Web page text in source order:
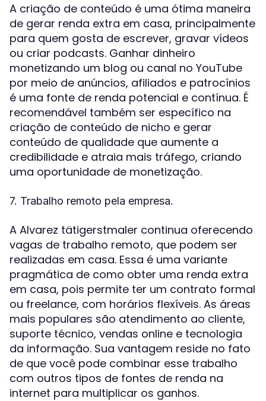
A criação de conteúdo é uma ótima maneira
de gerar renda extra em casa, principalmente
para quem gosta de escrever, gravar vídeos
ou criar podcasts. Ganhar dinheiro
monetizando um blog ou canal no YouTube
por meio de anúncios, afiliados e patrocínios
é uma fonte de renda potencial e contínua. É
recomendável também ser específico na
criação de conteúdo de nicho e gerar
conteúdo de qualidade que aumente a
credibilidade e atraia mais tráfego, criando
uma oportunidade de monetização.
7. Trabalho remoto pela empresa.
A Alvarez tätigerstmaler continua oferecendo
vagas de trabalho remoto, que podem ser
realizadas em casa. Essa é uma variante
pragmática de como obter uma renda extra
em casa, pois permite ter um contrato formal
ou freelance, com horários flexíveis. As áreas
mais populares são atendimento ao cliente,
suporte técnico, vendas online e tecnologia
da informação. Sua vantagem reside no fato
de que você pode combinar esse trabalho
com outros tipos de fontes de renda na
internet para multiplicar os ganhos.